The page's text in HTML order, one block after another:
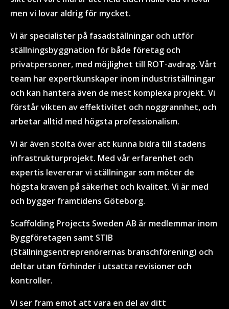
men vi lovar aldrig för mycket.
Vi är specialister på fasadställningar och utför
ställningsbyggnation för både företag och
privatpersoner, med möjlighet till ROT-avdrag. Vårt
team har expertkunskaper inom industriställningar
och kan hantera även de mest komplexa projekt. Vi
förstår vikten av effektivitet och noggrannhet, och
arbetar alltid med högsta professionalism.
Vi är även stolta över att kunna bidra till stadens
infrastrukturprojekt. Med vår erfarenhet och
expertis levererar vi ställningar som möter de
högsta kraven på säkerhet och kvalitet. Vi är med
och bygger framtidens Göteborg.
Scaffolding Projects Sweden AB är medlemmar inom
Byggföretagen samt STIB
(Ställningsentreprenörernas branschförening) och
deltar utan förhinder i utsatta revisioner och
kontroller.
Vi ser fram emot att vara en del av ditt